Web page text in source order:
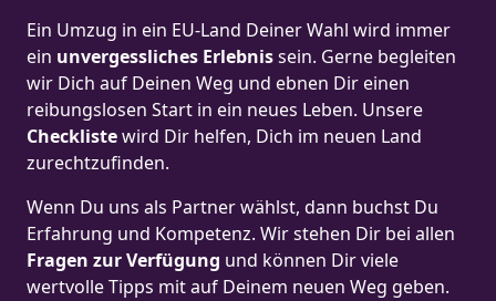
Ein Umzug in ein EU-Land Deiner Wahl wird immer
ein unvergessliches Erlebnissein. Gerne begleiten
wir Dich auf Deinen Weg und ebnen Dir einen
reibungslosen Start in ein neues Leben. Unsere
Checklistewird Dir helfen, Dich im neuen Land
zurechtzufinden.
Wenn Du uns als Partner wählst, dann buchst Du
Erfahrung und Kompetenz. Wir stehen Dir bei allen
Fragen zur Verfügung und können Dir viele
wertvolle Tipps mit auf Deinem neuen Weg geben.